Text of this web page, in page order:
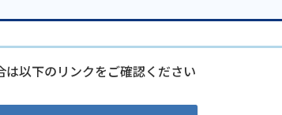
は以下のリンクをご確認ください